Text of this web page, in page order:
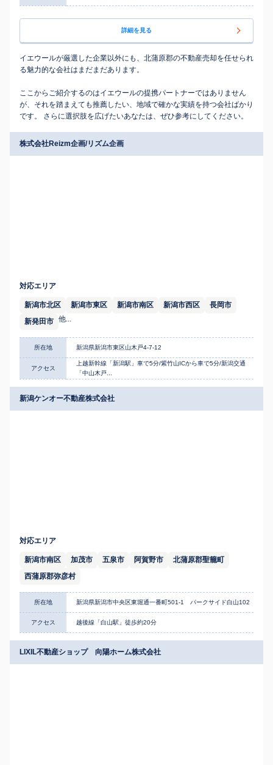
詳細を見る
イエウールが厳選した企業以外にも、北蒲原郡の不動産売却を任せられ
る魅力的な会社はまだまだあります。
ここからご紹介するのはイエウールの提携パートナーではありません
が、それを踏まえても推薦したい、地域で確かな実績を持つ会社ばかり
です。 さらに選択肢を広げたいあなたは、ぜひ参考にしてください。
株式会社Reizm企画/リズム企画
対応エリア
新潟市北区 新潟市東区 新潟市南区 新潟市西区
長岡市
新発田市 他...
所在地 新潟県新潟市東区山木戸4-7-12
アクセス
上越新幹線「新潟駅」車で5分/紫竹山ICから車で5分/新潟交通
「中山木戸...
新潟ケンオー不動産株式会社
対応エリア
新潟市南区 加茂市 五泉市 阿賀野市
北蒲原郡聖籠町
西蒲原郡弥彦村
所在地 新潟県新潟市中央区東堀通一番町501-1 パークサイド白山102
アクセス 越後線「白山駅」徒歩約20分
LIXIL不動産ショップ 向陽ホーム株式会社